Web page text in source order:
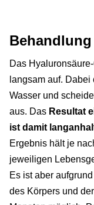
Das
langsam auf.
Wasser und
aus. Das Resultat
ist damit
Ergebnis hält je
jeweiligen
Es ist aber
des Körpers und